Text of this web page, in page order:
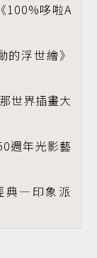
哆啦A
浮世繪》
世界插畫大
週年光影藝
典—印象派